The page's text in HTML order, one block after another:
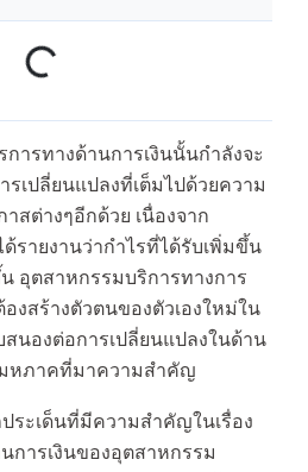
ารทางด้านการเงินนั้นกำลังจะ
รเปลี่ยนแปลงที่เต็มไปด้วยความ
สต่างๆอีกด้วย เนื่องจาก
รายงานว่ากำไรที่ได้รับเพิ่มขึ้น
อุตสาหกรรมบริการทางการ
องสร้างตัวตนของตัวเองใหม่ใน
นองต่อการเปลี่ยนแปลงในด้าน
มหภาคที่มาความสำคัญ
ระเด็นที่มีความสำคัญในเรื่อง
การเงินของอุตสาหกรรม